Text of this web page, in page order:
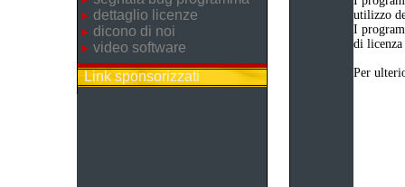
dettaglio licenze
dicono di noi
video software
Link sponsorizzati
utilizzo
I
di licenza
Per